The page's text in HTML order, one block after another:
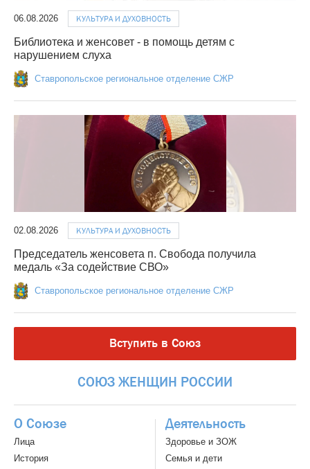
06.08.2026 КУЛЬТУРА И ДУХОВНОСТЬ
Библиотека и женсовет - в помощь детям с
нарушением слуха
Ставропольское региональное отделение СЖР
02.08.2026 КУЛЬТУРА И ДУХОВНОСТЬ
Председатель женсовета п. Свобода получила
медаль «За содействие СВО»
Ставропольское региональное отделение СЖР
Вступить в Союз
СОЮЗ ЖЕНЩИН РОССИИ
О Союзе
Лица
История
Деятельность
Здоровье и ЗОЖ
Семья и дети